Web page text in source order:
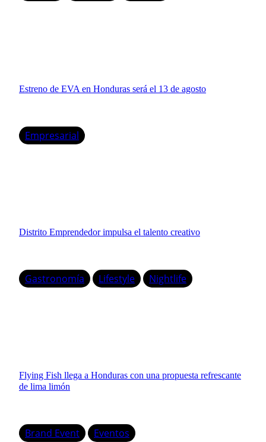
Estreno de EVA en Honduras será el 13 de agosto
Empresarial
Distrito Emprendedor impulsa el talento creativo
Gastronomía Lifestyle Nightlife
Flying Fish llega a Honduras con una propuesta refrescante
de lima limón
Brand Event Eventos